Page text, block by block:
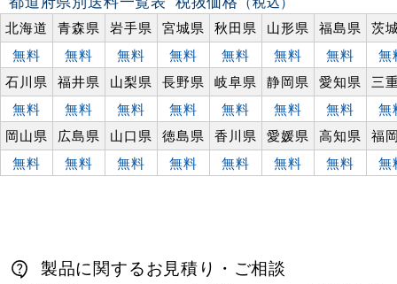
北海道
青森県 岩手県 宮城県 秋田県 山形県 福島県
茨
無料
無料 無料 無料 無料 無料 無料
無
石川県
福井県 山梨県 長野県 岐阜県 静岡県 愛知県
三
無料
無料 無料 無料 無料 無料 無料
無
岡山県
広島県 山口県 徳島県 香川県 愛媛県 高知県
福
無料
無料 無料 無料 無料 無料 無料 無
製品に関するお見積り・ご相談